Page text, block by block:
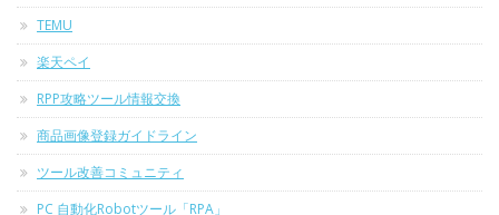
TEMU
楽天ペイ
RPP攻略ツール情報交換
商品画像登録ガイドライン
ツール改善コミュニティ
PC 自動化Robotツール「RPA」